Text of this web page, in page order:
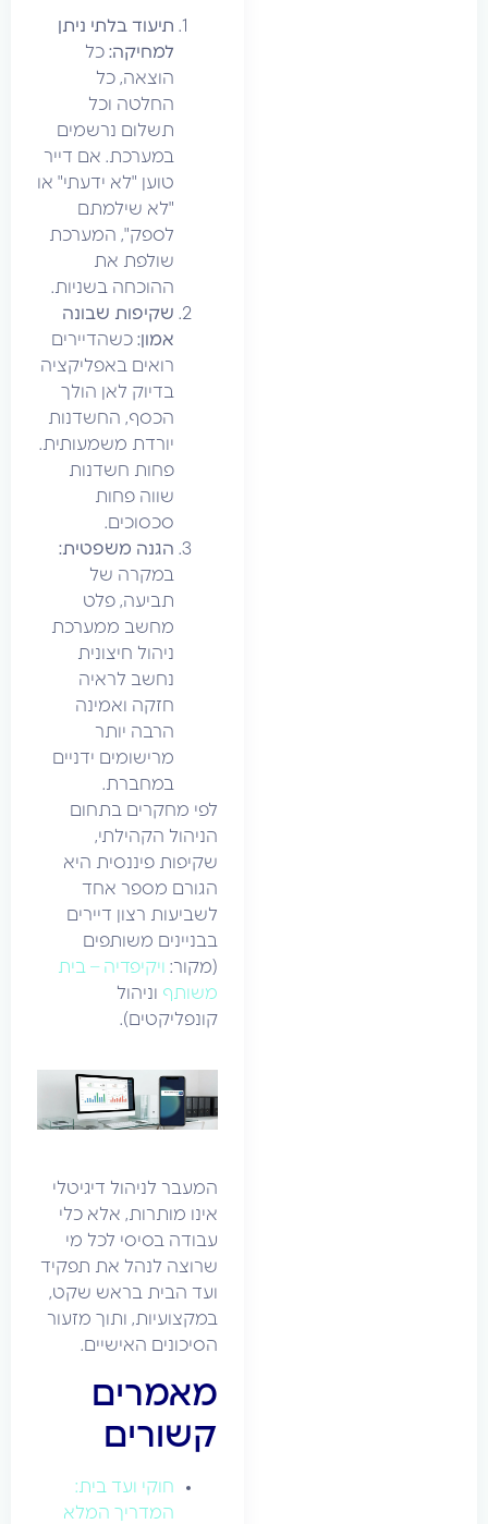
תיעוד בלתי ניתן
כל
תשלום נרשמים
במערכת. אם דייר
טוען "לא ידעתי" או
"לא שילמתם
לספק", המערכת
ההוכחה בשניות.
שקיפות שבונה
כשהדיירים
רואים באפליקציה
בדיוק לאן הולך
הכסף, החשדנות
יורדת משמעותית.
פחות חשדנות
הגנה משפטית:
תביעה, פלט
מחשב ממערכת
ניהול חיצונית
נחשב לראיה
חזקה ואמינה
מרישומים ידניים
לפי מחקרים בתחום
הניהול הקהילתי,
שקיפות פיננסית היא
הגורם מספר אחד
לשביעות רצון דיירים
בבניינים משותפים
ויקיפדיה – בית
וניהול
קונפליקטים).
המעבר לניהול דיגיטלי
אינו מותרות, אלא כלי
עבודה בסיסי לכל מי
שרוצה לנהל את תפקיד
ועד הבית בראש שקט,
במקצועיות, ותוך מזעור
הסיכונים האישיים.
מאמרים
קשורים
חוקי ועד בית:
המדריך המלא